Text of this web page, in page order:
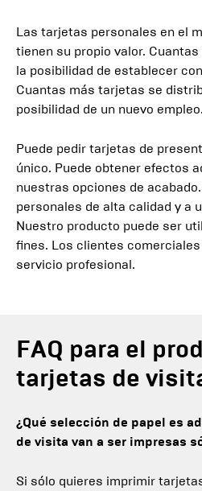
Las tarjetas personales en el
tienen su propio valor.
la posibilidad de establecer
Cuantas más tarjetas se
posibilidad de un nuevo empleo.
Puede pedir tarjetas de
único. Puede obtener efectos
nuestras opciones de
personales de alta calidad y a
Nuestro producto puede ser
fines. Los clientes
servicio profesional.
FAQ para el
tarjetas de
¿Qué selección de papel es
de visita van a ser impresas
Si sólo quieres imprimir